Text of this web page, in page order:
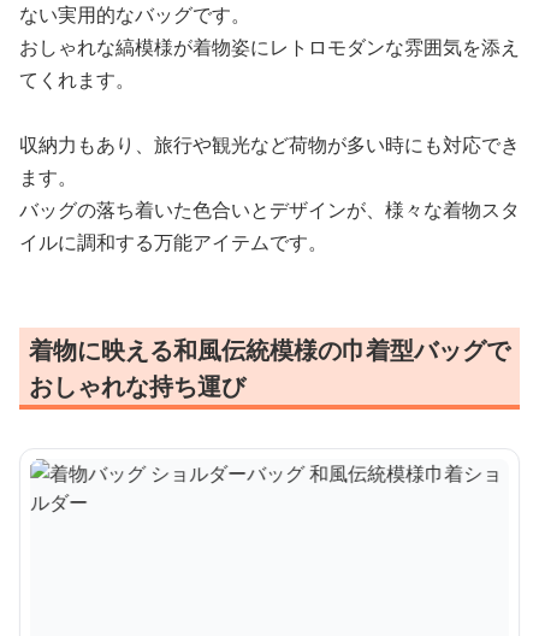
ない実用的なバッグです。
おしゃれな縞模様が着物姿にレトロモダンな雰囲気を添え
てくれます。
収納力もあり、旅行や観光など荷物が多い時にも対応でき
ます。
バッグの落ち着いた色合いとデザインが、様々な着物スタ
イルに調和する万能アイテムです。
着物に映える和風伝統模様の巾着型バッグで
おしゃれな持ち運び